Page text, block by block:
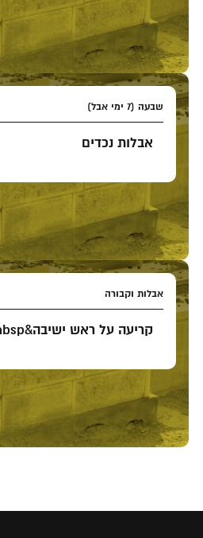
שבעה (7 ימי אבל)
אבלות נכדים
אבלות וקבורה
קריעה על ראש ישיבה&nbsp;